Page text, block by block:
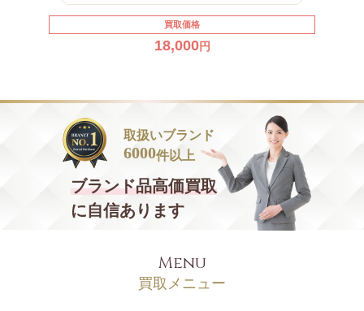
買取価格
18,000円
取扱いブランド
6000件以上
ブランド品高価買取
に自信あります
Menu
買取メニュー